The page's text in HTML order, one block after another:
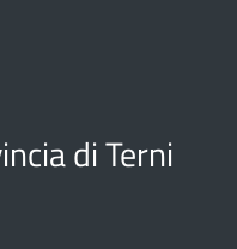
di Terni